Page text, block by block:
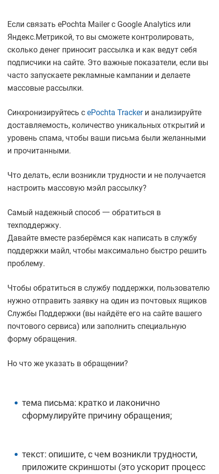
Если связать ePochta Mailer с Google Analytics или
Яндекс.Метрикой, то вы сможете контролировать,
сколько денег приносит рассылка и как ведут себя
подписчики на сайте. Это важные показатели, если вы
часто запускаете рекламные кампании и делаете
массовые рассылки.
Синхронизируйтесь с ePochta Trackerи анализируйте
доставляемость, количество уникальных открытий и
уровень спама, чтобы ваши письма были желанными
и прочитанными.
Что делать, если возникли трудности и не получается
настроить массовую мэйл рассылку?
Самый надежный способ 一 обратиться в
техподдержку.
Давайте вместе разберёмся как написать в службу
поддержки майл, чтобы максимально быстро решить
проблему.
Чтобы обратиться в службу поддержки, пользователю
нужно отправить заявку на один из почтовых ящиков
Службы Поддержки (вы найдёте его на сайте вашего
почтового сервиса) или заполнить специальную
форму обращения.
Но что же указать в обращении?
тема письма: кратко и лаконично
сформулируйте причину обращения;
текст: опишите, с чем возникли трудности,
приложите скриншоты (это ускорит процесс